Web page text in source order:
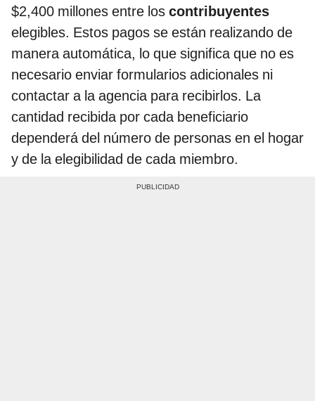
$2,400 millones entre los contribuyentes
elegibles. Estos pagos se están realizando de
manera automática, lo que significa que no es
necesario enviar formularios adicionales ni
contactar a la agencia para recibirlos. La
cantidad recibida por cada beneficiario
dependerá del número de personas en el hogar
y de la elegibilidad de cada miembro.